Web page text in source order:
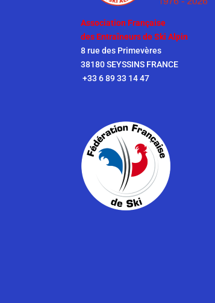
Association Française
des Entraîneurs de Ski Alpin
8 rue des Primevères
38180 SEYSSINS FRANCE
+33 6 89 33 14 47